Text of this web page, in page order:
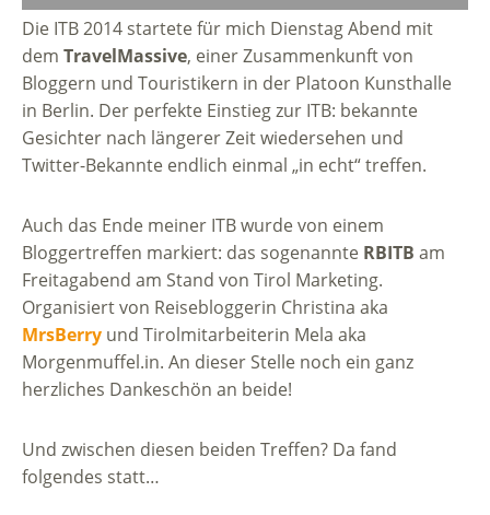
Die ITB 2014 startete für mich Dienstag Abend mit
dem TravelMassive, einer Zusammenkunft von
Bloggern und Touristikern in der Platoon Kunsthalle
in Berlin. Der perfekte Einstieg zur ITB: bekannte
Gesichter nach längerer Zeit wiedersehen und
Twitter-Bekannte endlich einmal „in echt“ treffen.
Auch das Ende meiner ITB wurde von einem
Bloggertreffen markiert: das sogenannte RBITB am
Freitagabend am Stand von Tirol Marketing.
Organisiert von Reisebloggerin Christina aka
MrsBerry und Tirolmitarbeiterin Mela aka
Morgenmuffel.in. An dieser Stelle noch ein ganz
herzliches Dankeschön an beide!
Und zwischen diesen beiden Treffen? Da fand
folgendes statt…